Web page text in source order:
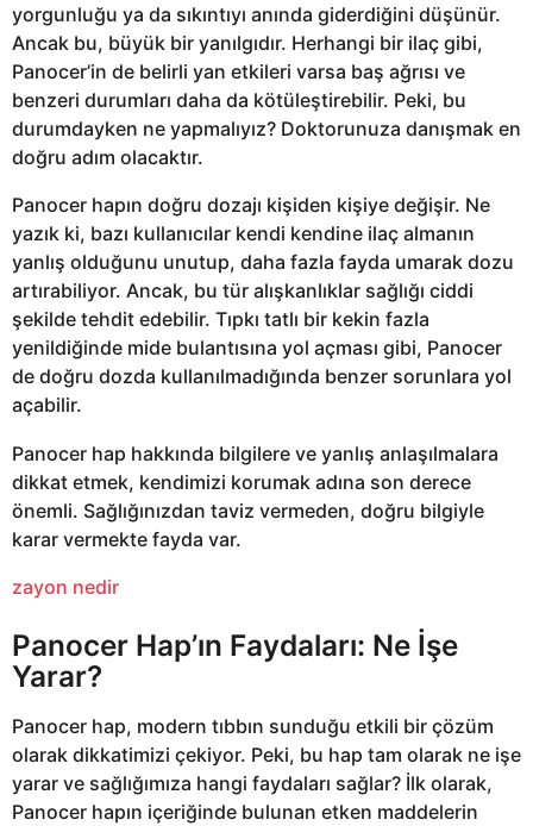
yorgunluğu ya da sıkıntıyı anında giderdiğini düşünür.
Ancak bu, büyük bir yanılgıdır. Herhangi bir ilaç gibi,
Panocer’in de belirli yan etkileri varsa baş ağrısı ve
benzeri durumları daha da kötüleştirebilir. Peki, bu
durumdayken ne yapmalıyız? Doktorunuza danışmak en
doğru adım olacaktır.
Panocer hapın doğru dozajı kişiden kişiye değişir. Ne
yazık ki, bazı kullanıcılar kendi kendine ilaç almanın
yanlış olduğunu unutup, daha fazla fayda umarak dozu
artırabiliyor. Ancak, bu tür alışkanlıklar sağlığı ciddi
şekilde tehdit edebilir. Tıpkı tatlı bir kekin fazla
yenildiğinde mide bulantısına yol açması gibi, Panocer
de doğru dozda kullanılmadığında benzer sorunlara yol
açabilir.
Panocer hap hakkında bilgilere ve yanlış anlaşılmalara
dikkat etmek, kendimizi korumak adına son derece
önemli. Sağlığınızdan taviz vermeden, doğru bilgiyle
karar vermekte fayda var.
zayon nedir
Panocer Hap’ın Faydaları: Ne İşe
Yarar?
Panocer hap, modern tıbbın sunduğu etkili bir çözüm
olarak dikkatimizi çekiyor. Peki, bu hap tam olarak ne işe
yarar ve sağlığımıza hangi faydaları sağlar? İlk olarak,
Panocer hapın içeriğinde bulunan etken maddelerin